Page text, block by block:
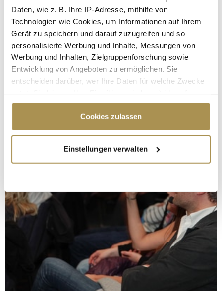
Daten, wie z. B. Ihre IP-Adresse, mithilfe von
Technologien wie Cookies, um Informationen auf Ihrem
Gerät zu speichern und darauf zuzugreifen und so
personalisierte Werbung und Inhalte, Messungen von
Werbung und Inhalten, Zielgruppenforschung sowie
Entwicklung von Angeboten zu ermöglichen. Sie
entscheiden darüber, wer Ihre Daten für welche Zwecke
Cookie-Erklärung oder durch Klicken auf das Privacy
Trigger Symbol ändern oder widerrufen
Informationen über Ihre geografische Lage
erfassen, welche bis auf einige Meter genau sein
bestimmten Merkmalen (Fingerprinting) identifizieren
Erfahren Sie mehr darüber, wie Ihre persönlichen Daten
verarbeitet werden, und legen Sie Ihre Präferenzen im
Wir verwenden Cookies, um Inhalte und Anzeigen zu
personalisieren, Funktionen für soziale Medien anbieten
zu können und die Zugriffe auf unsere Website zu
Cookies zulassen
Einstellungen verwalten